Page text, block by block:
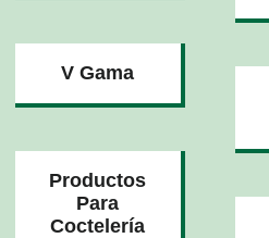
V Gama
Productos
Para
Coctelería